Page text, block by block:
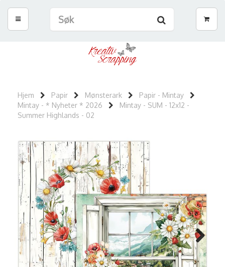
Hjem Papir Mønsterark
Papir - Mintay
Mintay - * Nyheter * 2026
Mintay - SUM - 12x12 -
Summer Highlands - 02
Next